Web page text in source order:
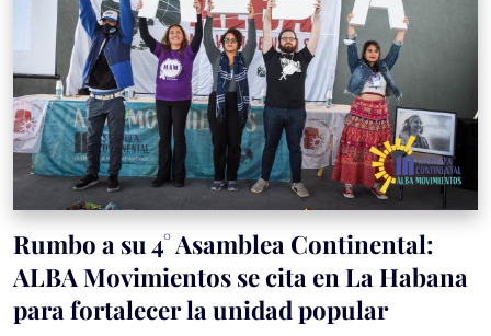
Rumbo a su 4° Asamblea Continental:
ALBA Movimientos se cita en La Habana
para fortalecer la unidad popular